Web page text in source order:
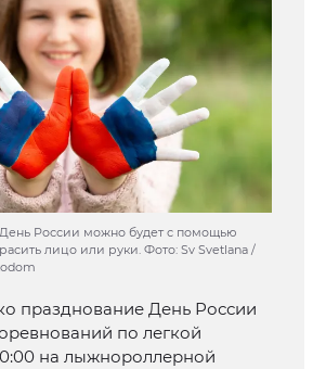
России можно будет с помощью
лицо или руки. Фото: Sv Svetlana /
празднование День России
по легкой
на лыжнороллерной